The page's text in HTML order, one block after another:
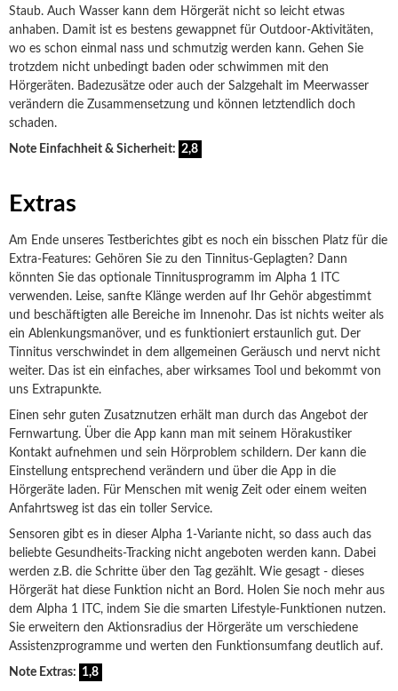
Staub. Auch Wasser kann dem Hörgerät nicht so leicht etwas
anhaben. Damit ist es bestens gewappnet für Outdoor-Aktivitäten,
wo es schon einmal nass und schmutzig werden kann. Gehen Sie
trotzdem nicht unbedingt baden oder schwimmen mit den
Hörgeräten. Badezusätze oder auch der Salzgehalt im Meerwasser
verändern die Zusammensetzung und können letztendlich doch
schaden.
Note Einfachheit & Sicherheit: 2,8
Extras
Am Ende unseres Testberichtes gibt es noch ein bisschen Platz für die
Extra-Features: Gehören Sie zu den Tinnitus-Geplagten? Dann
könnten Sie das optionale Tinnitusprogramm im Alpha 1 ITC
verwenden. Leise, sanfte Klänge werden auf Ihr Gehör abgestimmt
und beschäftigten alle Bereiche im Innenohr. Das ist nichts weiter als
ein Ablenkungsmanöver, und es funktioniert erstaunlich gut. Der
Tinnitus verschwindet in dem allgemeinen Geräusch und nervt nicht
weiter. Das ist ein einfaches, aber wirksames Tool und bekommt von
uns Extrapunkte.
Einen sehr guten Zusatznutzen erhält man durch das Angebot der
Fernwartung. Über die App kann man mit seinem Hörakustiker
Kontakt aufnehmen und sein Hörproblem schildern. Der kann die
Einstellung entsprechend verändern und über die App in die
Hörgeräte laden. Für Menschen mit wenig Zeit oder einem weiten
Anfahrtsweg ist das ein toller Service.
Sensoren gibt es in dieser Alpha 1-Variante nicht, so dass auch das
beliebte Gesundheits-Tracking nicht angeboten werden kann. Dabei
werden z.B. die Schritte über den Tag gezählt. Wie gesagt - dieses
Hörgerät hat diese Funktion nicht an Bord. Holen Sie noch mehr aus
dem Alpha 1 ITC, indem Sie die smarten Lifestyle-Funktionen nutzen.
Sie erweitern den Aktionsradius der Hörgeräte um verschiedene
Assistenzprogramme und werten den Funktionsumfang deutlich auf.
Note Extras: 1,8